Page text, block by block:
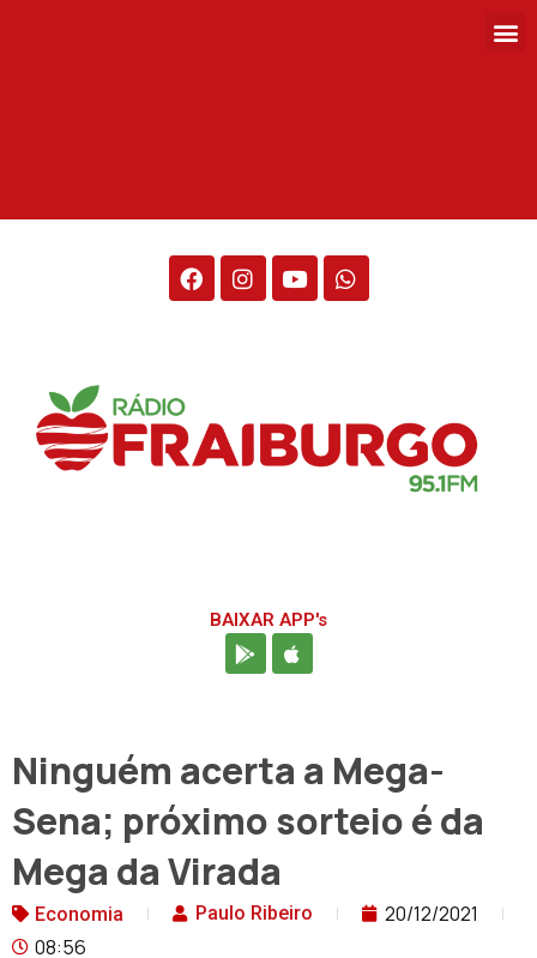
BAIXAR APP's
Ninguém acerta a Mega-
Sena; próximo sorteio é da
Mega da Virada
Economia Paulo Ribeiro
20/12/2021
08:56